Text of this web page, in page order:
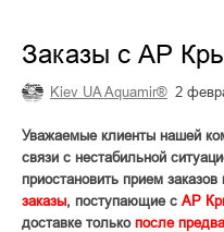
Заказы с АР
Kiev UA Aquamir® 2
Уважаемые клиенты нашей
связи с нестабильной
приостановить прием
заказы, поступающие с АР
доставке только после